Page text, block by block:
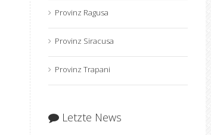
Provinz Ragusa
Provinz Siracusa
Provinz Trapani
Letzte News